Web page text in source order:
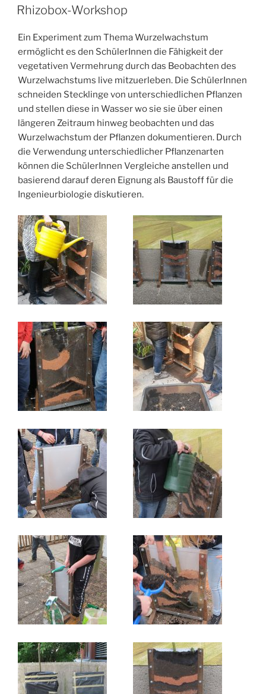
VERÖFFENTLICHT
AM
Rhizobox-Workshop
Ein Experiment zum Thema Wurzelwachstum
ermöglicht es den SchülerInnen die Fähigkeit der
vegetativen Vermehrung durch das Beobachten des
Wurzelwachstums live mitzuerleben. Die SchülerInnen
schneiden Stecklinge von unterschiedlichen Pflanzen
und stellen diese in Wasser wo sie sie über einen
längeren Zeitraum hinweg beobachten und das
Wurzelwachstum der Pflanzen dokumentieren. Durch
die Verwendung unterschiedlicher Pflanzenarten
können die SchülerInnen Vergleiche anstellen und
basierend darauf deren Eignung als Baustoff für die
Ingenieurbiologie diskutieren.